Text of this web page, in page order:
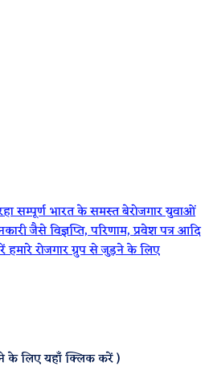
सम्पूर्ण भारत के समस्त बेरोजगार युवाओं
जैसे विज्ञप्ति, परिणाम, प्रवेश पत्र आदि
रोजगार ग्रुप से जुड़ने के लिए
के लिए यहाँ क्लिक करें )